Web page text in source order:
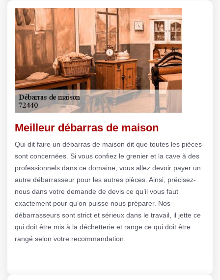
Meilleur débarras de maison
Qui dit faire un débarras de maison dit que toutes les pièces
sont concernées. Si vous confiez le grenier et la cave à des
professionnels dans ce domaine, vous allez devoir payer un
autre débarrasseur pour les autres pièces. Ainsi, précisez-
nous dans votre demande de devis ce qu’il vous faut
exactement pour qu’on puisse nous préparer. Nos
débarrasseurs sont strict et sérieux dans le travail, il jette ce
qui doit être mis à la déchetterie et range ce qui doit être
rangé selon votre recommandation.